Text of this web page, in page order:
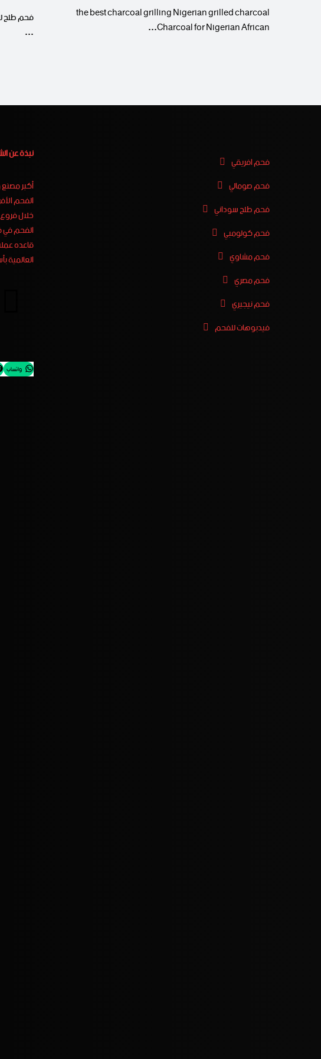
the best charcoal grilling Nigerian grilled charcoal
Charcoal for Nigerian African…
…
فحم افريقي
فحم صومالي
فحم طلح سوداني
فحم كولومبي
فحم مشاوي
فحم مصري
فحم نيجيري
فيدبوهات للفحم
نبذة عن
أكبر
الفحم
خلال
قاعده
واتساب